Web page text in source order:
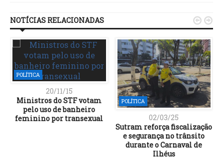
NOTÍCIAS RELACIONADAS
POLÍTICA
20/11/15
Ministros do STF votam
pelo uso de banheiro
feminino por transexual
POLÍTICA
02/03/25
Sutram reforça fiscalização
e segurança no trânsito
durante o Carnaval de
Ilhéus
 